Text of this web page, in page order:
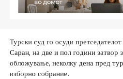
Турски суд го осуди
Саран, на две и пол години затвор
обложување, неколку дена пред
изборно собрание.